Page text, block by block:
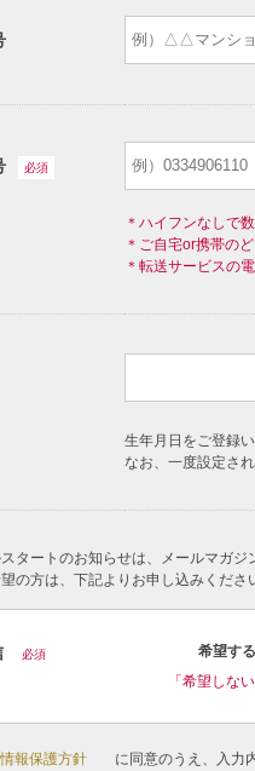
必須
＊ハイフンなしで
＊ご自宅or携帯の
＊転送サービスの
生年月日をご登録
なお、一度設定さ
タートのお知らせは、メールマガ
の方は、下記よりお申し込みくださ
必須 希望する
「希望しな
報保護方針 に同意のうえ、入力